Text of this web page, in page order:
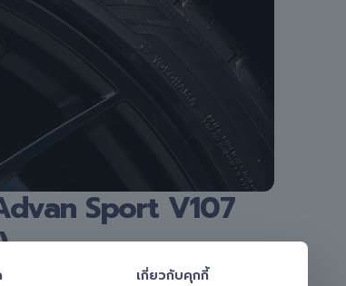
Sport V107
เกี่ยวกับคุกกี้